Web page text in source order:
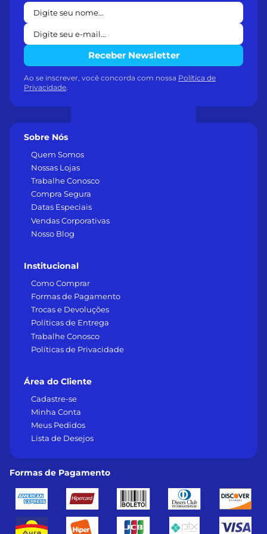
Sobre Nós
Quem Somos
Nossas Lojas
Trabalhe Conosco
Compra Segura
Datas Especiais
Vendas Corporativas
Nosso Blog
Institucional
Como Comprar
Formas de Pagamento
Trocas e Devoluções
Políticas de Entrega
Trabalhe Conosco
Políticas de Privacidade
Área do Cliente
Cadastre-se
Minha Conta
Meus Pedidos
Lista de Desejos
Receber Newsletter
Ao se inscrever, você concorda com nossa Política de
Privacidade
Formas de Pagamento